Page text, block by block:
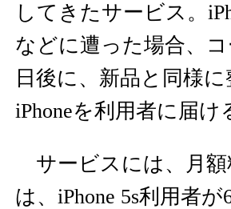
してきたサービス。
などに遭った場合、
日後に、新品と同様
iPhoneを利用者に届
サービスには、月額
は、iPhone 5s利用者